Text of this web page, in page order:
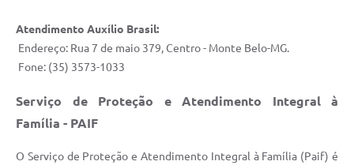
Atendimento Auxílio Brasil:
Endereço: Rua 7 de maio 379, Centro - Monte Belo-MG.
Fone: (35) 3573-1033
Serviço de Proteção e Atendimento Integral à
Família - PAIF
O Serviço de Proteção e Atendimento Integral à Família (Paif) é